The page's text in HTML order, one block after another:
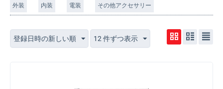
外装 内装 電装 その他アクセサリー
登録日時の新しい順 12 件ずつ表示